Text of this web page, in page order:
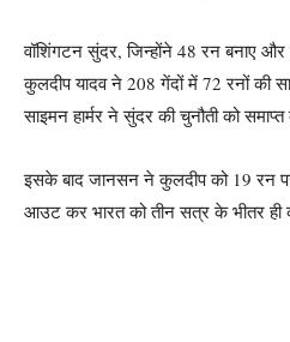
वॉशिंगटन सुंदर, जिन्होंने 48 रन बनाए
कुलदीप यादव ने 208 गेंदों में 72 रनों की
साइमन हार्मर ने सुंदर की चुनौती को समाप्त
इसके बाद जानसन ने कुलदीप को 19 रन
आउट कर भारत को तीन सत्र के भीतर ही